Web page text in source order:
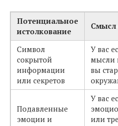
Потенциальное
истолкование
Смысл
Символ
сокрытой
информации
или секретов
У вас
мысли
вы
Подавленные
эмоции и
У вас
или